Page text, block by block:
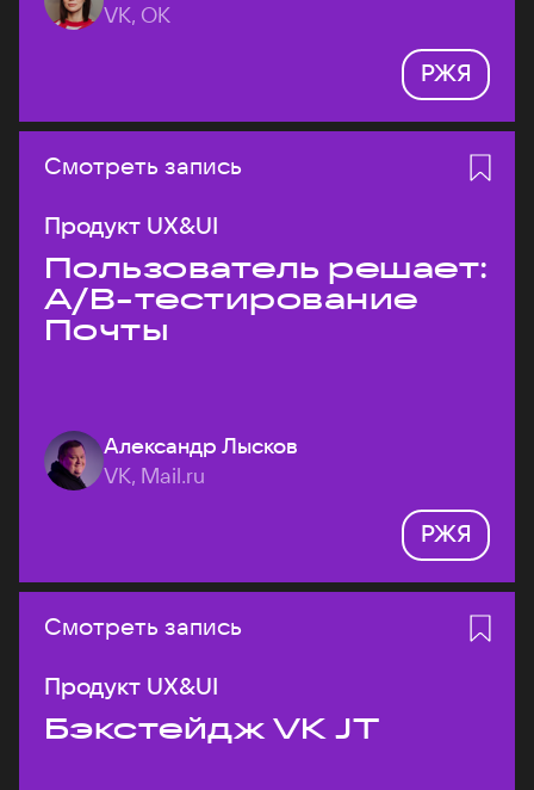
VK, ОК
РЖЯ
Смотреть запись
Продукт UX&UI
Пользователь решает:
A/B-тестирование
Почты
Александр Лысков
VK, Mail.ru
РЖЯ
Смотреть запись
Продукт UX&UI
Бэкстейдж VK JT